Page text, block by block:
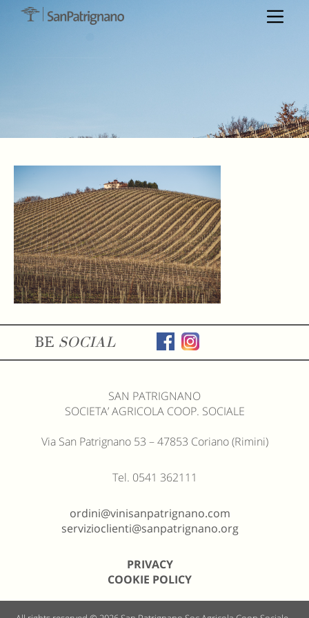
BE SOCIAL
SAN PATRIGNANO
SOCIETA’ AGRICOLA COOP. SOCIALE
Via San Patrignano 53 – 47853 Coriano (Rimini)
Tel. 0541 362111
ordini@vinisanpatrignano.com
servizioclienti@sanpatrignano.org
PRIVACY
COOKIE POLICY